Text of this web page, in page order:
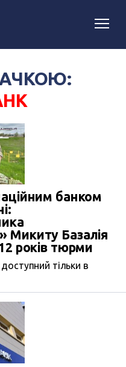
банком
Базалія
років тюрми
тільки в